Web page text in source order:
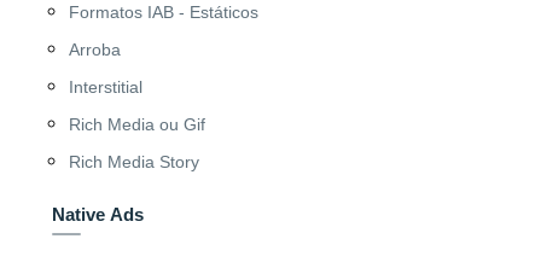
Formatos IAB - Estáticos
Arroba
Interstitial
Rich Media ou Gif
Rich Media Story
Native Ads